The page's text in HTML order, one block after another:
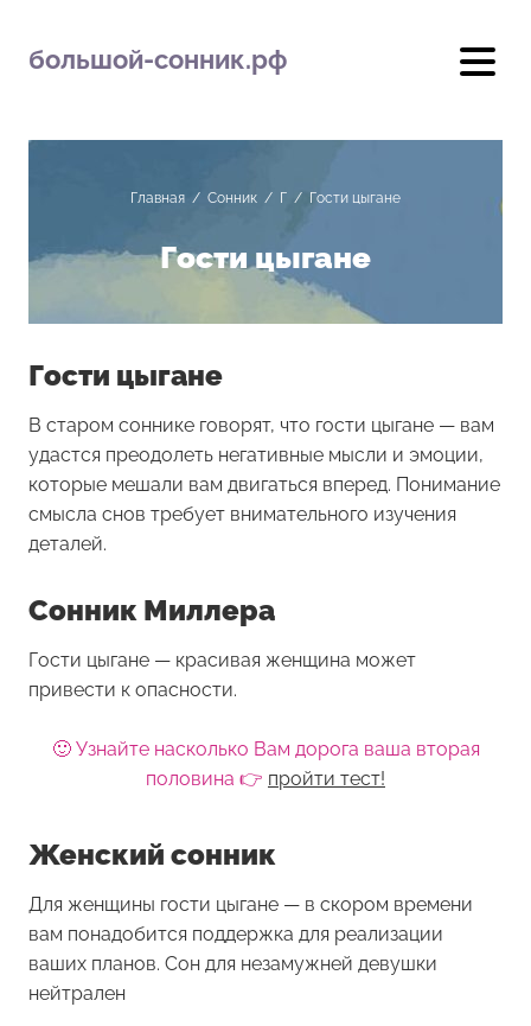
большой-сонник.рф
Главная / Сонник / Г / Гости цыгане
Гости цыгане
Гости цыгане
В старом соннике говорят, что гости цыгане — вам
удастся преодолеть негативные мысли и эмоции,
которые мешали вам двигаться вперед. Понимание
смысла снов требует внимательного изучения
деталей.
Сонник Миллера
Гости цыгане — красивая женщина может
привести к опасности.
🙂 Узнайте насколько Вам дорога ваша вторая
половина 👉 пройти тест!
Женский сонник
Для женщины гости цыгане — в скором времени
вам понадобится поддержка для реализации
ваших планов. Сон для незамужней девушки
нейтрален